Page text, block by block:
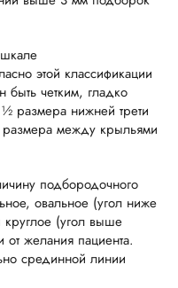
этой классификации
четким, гладко
размера нижней трети
между крыльями
подбородочного
овальное (угол ниже
круглое (угол выше
от желания пациента.
срединной линии